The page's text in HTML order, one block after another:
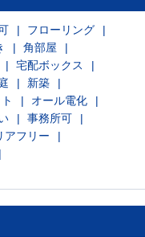
フローリング
角部屋
宅配ボックス
新築
オール電化
事務所可
アフリー